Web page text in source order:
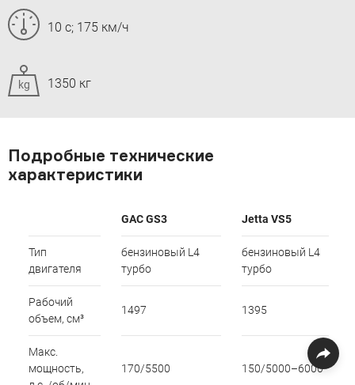
10 с; 175 км/ч
kg 1350 кг
Подробные технические
характеристики
GAC GS3 Jetta VS5
Тип
двигателя
бензиновый L4
турбо
бензиновый L4
турбо
Рабочий
объем, см³
1497 1395
Макс.
мощность,
170/5500 150/5000–6000